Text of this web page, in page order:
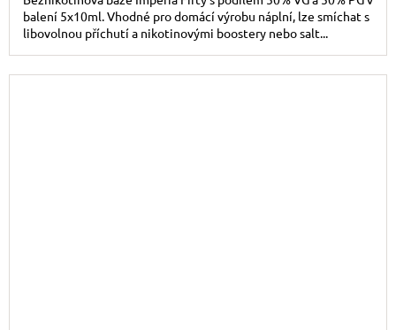
balení 5x10ml. Vhodné pro domácí výrobu náplní, lze smíchat s
libovolnou příchutí a nikotinovými boostery nebo salt...